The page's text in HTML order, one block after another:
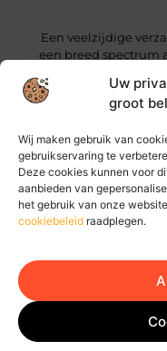
Uw
groot
Wij maken gebruik van
gebruikservaring te
Deze cookies kunnen voor
aanbieden van
het gebruik van onze
cookiebeleid raadplegen.
Een veelzijdige
een breed spectrum
Onze informatie
Bericht categorie
Website index
@2025